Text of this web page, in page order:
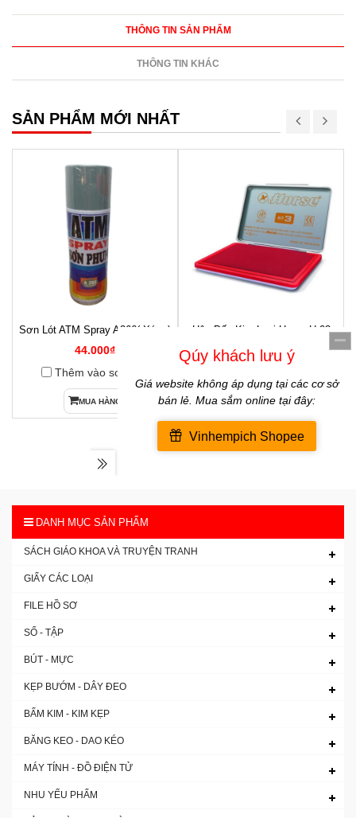
THÔNG TIN SẢN PHẨM
THÔNG TIN KHÁC
SẢN PHẨM MỚI NHẤT
Sơn Lót ATM Spray A266( Xám )
44.000₫
Thêm vào so sánh
MUA HÀNG
Hộp Dấu Kim Loại Horse H-03
40.000₫
Thêm vào so sánh
DANH MỤC SẢN PHẨM
SÁCH GIÁO KHOA VÀ TRUYỆN TRANH
GIẤY CÁC LOẠI
FILE HỒ SƠ
SỔ - TẬP
BÚT - MỰC
KẸP BƯỚM - DÂY ĐEO
BẤM KIM - KIM KẸP
BĂNG KEO - DAO KÉO
MÁY TÍNH - ĐỒ ĐIỆN TỬ
NHU YẾU PHẨM